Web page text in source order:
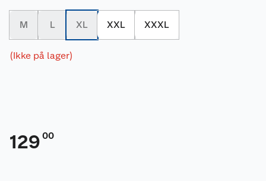
M L XL XXL XXXL
(Ikke på lager)
129 00